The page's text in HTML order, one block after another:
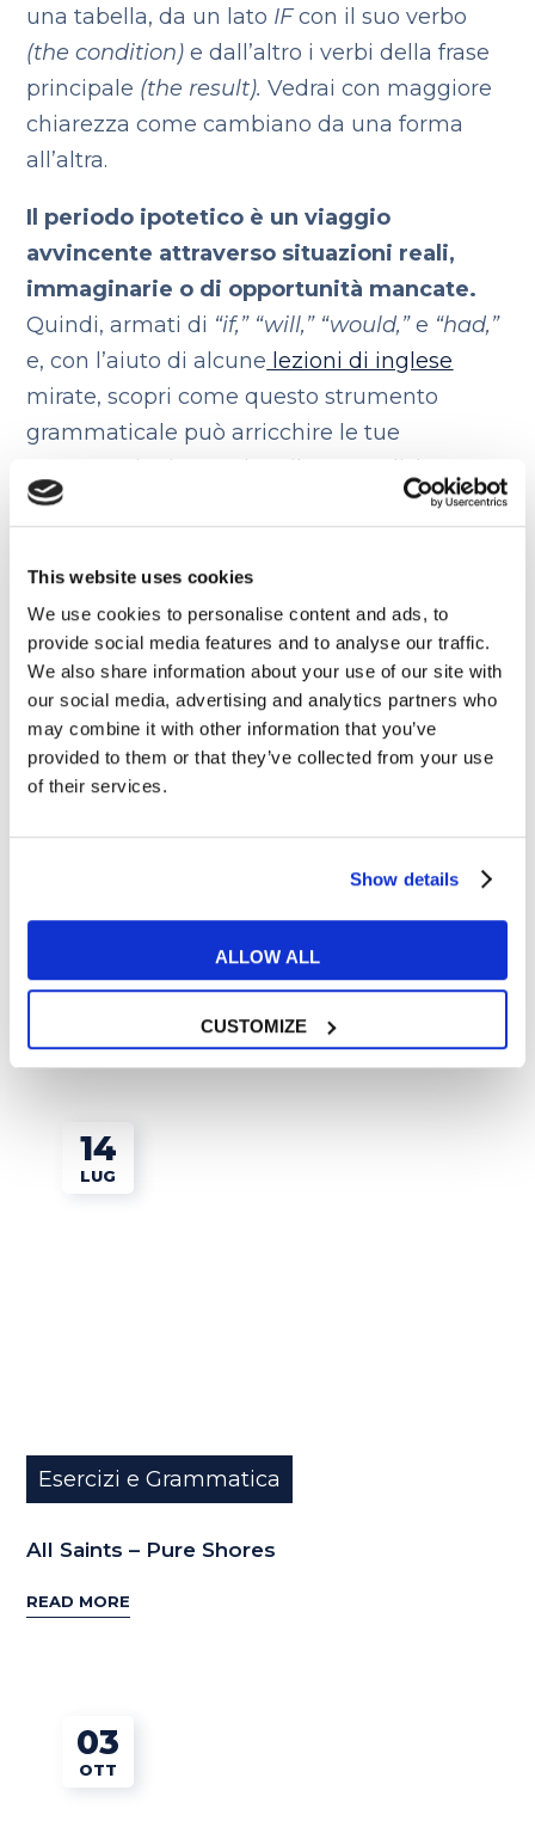
This website uses cookies
We use cookies to personalise content and ads, to
provide social media features and to analyse our traffic.
We also share information about your use of our site with
our social media, advertising and analytics partners who
may combine it with other information that you’ve
provided to them or that they’ve collected from your use
of their services.
Show details
ALLOW ALL
CUSTOMIZE
una tabella, da un lato IFcon il suo verbo
(the condition)e dall’altro i verbi della frase
principale (the result). Vedrai con maggiore
chiarezza come cambiano da una forma
all’altra.
Il periodo ipotetico è un viaggio
avvincente attraverso situazioni reali,
immaginarie o di opportunità mancate.
Quindi, armati di “if,” “will,” “would,”e “had,”
e, con l’aiuto di alcune lezioni di inglese
mirate, scopri come questo strumento
grammaticale può arricchire le tue
conversazioni e rendere il tuo English
ancora più coinvolgente.
Happy learning!
Come si festeggia il Natale:
Inghilterra vs Stati Uniti
20 DICEMBRE 2023
23 DICEMBRE 2023
Articoli correlati
14
LUG
Esercizi e Grammatica
All Saints – Pure Shores
READ MORE
03
OTT